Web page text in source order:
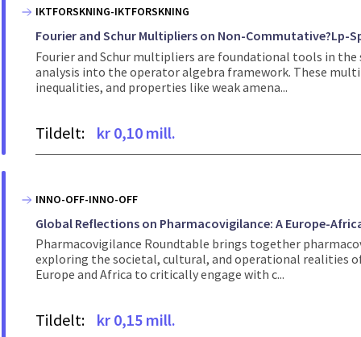
IKTFORSKNING-IKTFORSKNING
Fourier and Schur Multipliers on Non-
Fourier and Schur multipliers are foundational tools in
analysis into the operator algebra framework. These
inequalities, and properties like weak amena...
Tildelt: kr 0,10 mill.
INNO-OFF-INNO-OFF
Global Reflections on Pharmacovigilance: A Europe-
Pharmacovigilance Roundtable brings together
exploring the societal, cultural, and operational realities
Europe and Africa to critically engage with c...
Tildelt: kr 0,15 mill.